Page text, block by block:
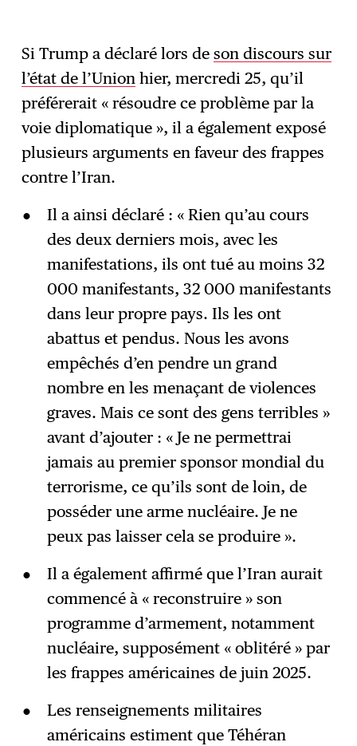
Si Trump a déclaré lors deson discours sur
l’état de l’Union hier, mercredi 25, qu’il
préférerait « résoudre ce problème par la
voie diplomatique », il a également exposé
plusieurs arguments en faveur des frappes
contre l’Iran.
Il a ainsi déclaré : « Rien qu’au cours
des deux derniers mois, avec les
manifestations, ils ont tué au moins 32
000 manifestants, 32 000 manifestants
dans leur propre pays. Ils les ont
abattus et pendus. Nous les avons
empêchés d’en pendre un grand
nombre en les menaçant de violences
graves. Mais ce sont des gens terribles »
avant d’ajouter : « Je ne permettrai
jamais au premier sponsor mondial du
terrorisme, ce qu’ils sont de loin, de
posséder une arme nucléaire. Je ne
peux pas laisser cela se produire ».
Il a également affirmé que l’Iran aurait
commencé à « reconstruire » son
programme d’armement, notamment
nucléaire, supposément « oblitéré » par
les frappes américaines de juin 2025.
Les renseignements militaires
américains estiment que Téhéran